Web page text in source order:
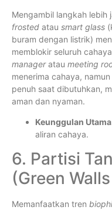
Mengambil langkah lebih
frosted atau smart glass
buram dengan listrik)
memblokir seluruh
manageratau meeting
menerima cahaya,
penuh saat dibutuhkan,
aman dan nyaman.
Keunggulan
aliran cahaya.
6. Partisi
(Green
Memanfaatkan tren